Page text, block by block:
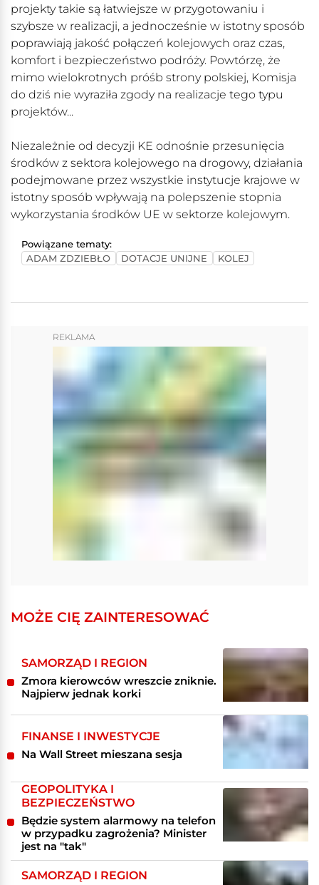
projekty takie są łatwiejsze w przygotowaniu i
szybsze w realizacji, a jednocześnie w istotny sposób
poprawiają jakość połączeń kolejowych oraz czas,
komfort i bezpieczeństwo podróży. Powtórzę, że
mimo wielokrotnych próśb strony polskiej, Komisja
do dziś nie wyraziła zgody na realizacje tego typu
projektów...
Niezależnie od decyzji KE odnośnie przesunięcia
środków z sektora kolejowego na drogowy, działania
podejmowane przez wszystkie instytucje krajowe w
istotny sposób wpływają na polepszenie stopnia
wykorzystania środków UE w sektorze kolejowym.
Powiązane tematy:
ADAM ZDZIEBŁO
DOTACJE UNIJNE KOLEJ
REKLAMA
MOŻE CIĘ ZAINTERESOWAĆ
SAMORZĄD I REGION
Zmora kierowców wreszcie zniknie.
Najpierw jednak korki
FINANSE I INWESTYCJE
Na Wall Street mieszana sesja
GEOPOLITYKA I
BEZPIECZEŃSTWO
Będzie system alarmowy na telefon
w przypadku zagrożenia? Minister
jest na "tak"
SAMORZĄD I REGION